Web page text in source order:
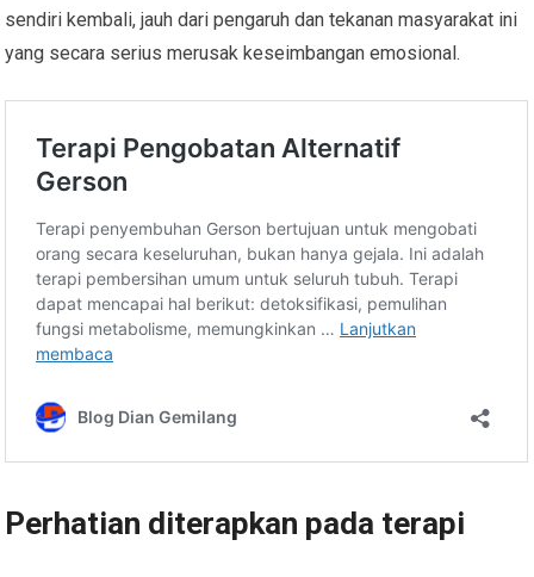
sendiri kembali, jauh dari pengaruh dan tekanan masyarakat ini
yang secara serius merusak keseimbangan emosional.
Perhatian diterapkan pada terapi